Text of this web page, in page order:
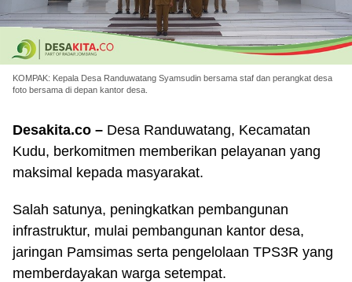
KOMPAK: Kepala Desa Randuwatang Syamsudin bersama staf dan perangkat desa
foto bersama di depan kantor desa.
Desakita.co – Desa Randuwatang, Kecamatan
Kudu, berkomitmen memberikan pelayanan yang
maksimal kepada masyarakat.
Salah satunya, peningkatkan pembangunan
infrastruktur, mulai pembangunan kantor desa,
jaringan Pamsimas serta pengelolaan TPS3R yang
memberdayakan warga setempat.